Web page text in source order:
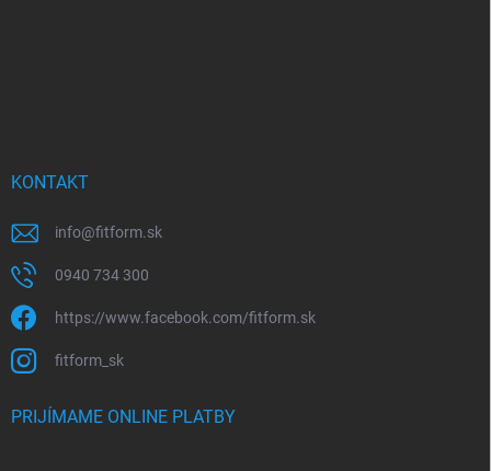
KONTAKT
info@fitform.sk
0940 734 300
https://www.facebook.com/fitform.sk
fitform_sk
PRIJÍMAME ONLINE PLATBY